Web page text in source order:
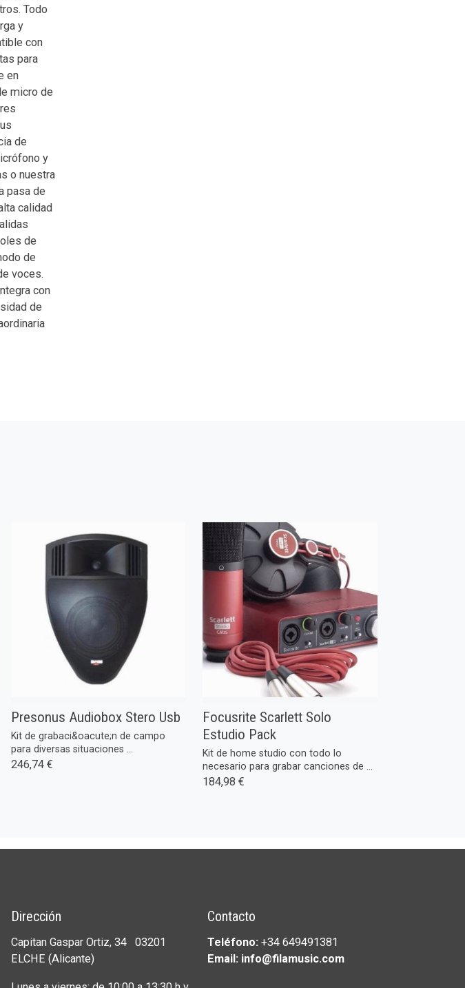
Todo
y
con
para
en
micro de
de
y
o nuestra
pasa de
calidad
de
de
voces.
con
de
Presonus Audiobox Stero Usb
Kit de grabaci&oacute;n de campo
para diversas situaciones ...
246,74 €
Focusrite Scarlett Solo
Estudio Pack
Kit de home studio con todo lo
necesario para grabar canciones de ...
184,98 €
Dirección
Capitan Gaspar Ortiz, 34 03201
ELCHE (Alicante)
Contacto
Teléfono: +34 649491381
Email: info@filamusic.com